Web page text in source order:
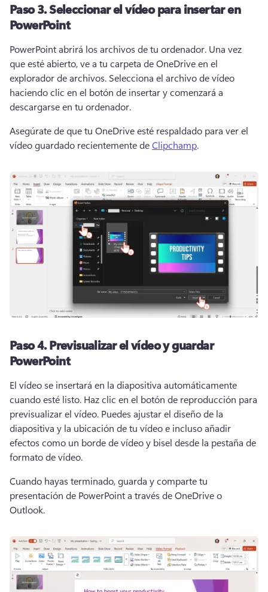
Paso 3.Seleccionar el vídeo para insertar en
PowerPoint
PowerPoint abrirá los archivos de tu ordenador. Una vez
que esté abierto, ve a tu carpeta de OneDrive en el
explorador de archivos. Selecciona el archivo de vídeo
haciendo clic en el botón de insertar y comenzará a
descargarse en tu ordenador.
Asegúrate de que tu OneDrive esté respaldado para ver el
vídeo guardado recientemente de Clipchamp.
Paso 4.Previsualizar el vídeo y guardar
PowerPoint
El vídeo se insertará en la diapositiva automáticamente
cuando esté listo. Haz clic en el botón de reproducción para
previsualizar el vídeo. Puedes ajustar el diseño de la
diapositiva y la ubicación de tu vídeo e incluso añadir
efectos como un borde de vídeo y bisel desde la pestaña de
formato de vídeo.
Cuando hayas terminado, guarda y comparte tu
presentación de PowerPoint a través de OneDrive o
Outlook.